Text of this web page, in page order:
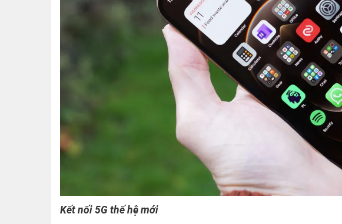
Kết nối 5G thế hệ mới